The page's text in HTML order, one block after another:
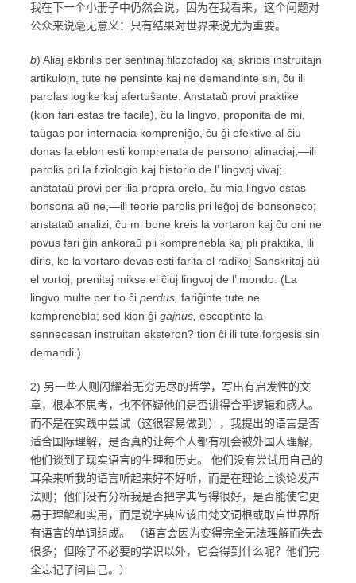
我在下一个小册子中仍然会说，因为在我看来，这个问题对
公众来说毫无意义：只有结果对世界来说尤为重要。
b) Aliaj ekbrilis per senfinaj filozofadoj kaj skribis instruitajn
artikulojn, tute ne pensinte kaj ne demandinte sin, ĉu ili
parolas logike kaj afertuŝante. Anstataŭ provi praktike
(kion fari estas tre facile), ĉu la lingvo, proponita de mi,
taŭgas por internacia kompreniĝo, ĉu ĝi efektive al ĉiu
donas la eblon esti komprenata de personoj alinaciaj,—ili
parolis pri la fiziologio kaj historio de l’ lingvoj vivaj;
anstataŭ provi per ilia propra orelo, ĉu mia lingvo estas
bonsona aŭ ne,—ili teorie parolis pri leĝoj de bonsoneco;
anstataŭ analizi, ĉu mi bone kreis la vortaron kaj ĉu oni ne
povus fari ĝin ankoraŭ pli komprenebla kaj pli praktika, ili
diris, ke la vortaro devas esti farita el radikoj Sanskritaj aŭ
el vortoj, prenitaj mikse el ĉiuj lingvoj de l’ mondo. (La
lingvo multe per tio ĉi perdus, fariĝinte tute ne
komprenebla; sed kion ĝi gajnus, esceptinte la
sennecesan instruitan eksteron? tion ĉi ili tute forgesis sin
demandi.)
2) 另一些人则闪耀着无穷无尽的哲学，写出有启发性的文
章，根本不思考，也不怀疑他们是否讲得合乎逻辑和感人。
而不是在实践中尝试（这很容易做到），我提出的语言是否
适合国际理解，是否真的让每个人都有机会被外国人理解，
他们谈到了现实语言的生理和历史。 他们没有尝试用自己的
耳朵来听我的语言听起来好不好听，而是在理论上谈论发声
法则；他们没有分析我是否把字典写得很好，是否能使它更
易于理解和实用，而是说字典应该由梵文词根或取自世界所
有语言的单词组成。 （语言会因为变得完全无法理解而失去
很多；但除了不必要的学识以外，它会得到什么呢？他们完
全忘记了问自己。）